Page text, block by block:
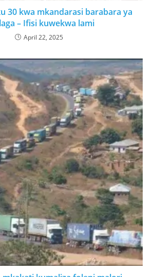
30 kwa mkandarasi barabara ya
– Ifisi kuwekwa lami
April 22, 2025